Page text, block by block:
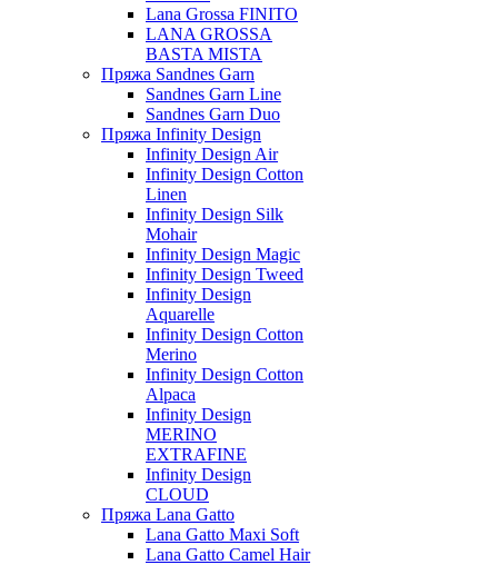
Lana Grossa FINITO
LANA GROSSA
BASTA MISTA
Пряжа Sandnes Garn
Sandnes Garn Line
Sandnes Garn Duo
Пряжа Infinity Design
Infinity Design Air
Infinity Design Cotton
Linen
Infinity Design Silk
Mohair
Infinity Design Magic
Infinity Design Tweed
Infinity Design
Aquarelle
Infinity Design Cotton
Merino
Infinity Design Cotton
Alpaca
Infinity Design
MERINO
EXTRAFINE
Infinity Design
CLOUD
Пряжа Lana Gatto
Lana Gatto Maxi Soft
Lana Gatto Camel Hair